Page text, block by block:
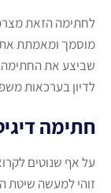
לחתימה הזאת
מוסמך ומאמתת את
שביצע את
לדיון בערכאות
חתימה
על אף שנוטים
זוהי למעשה שיטת